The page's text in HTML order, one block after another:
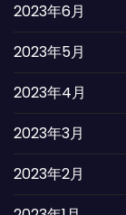
2023年6月
2023年5月
2023年4月
2023年3月
2023年2月